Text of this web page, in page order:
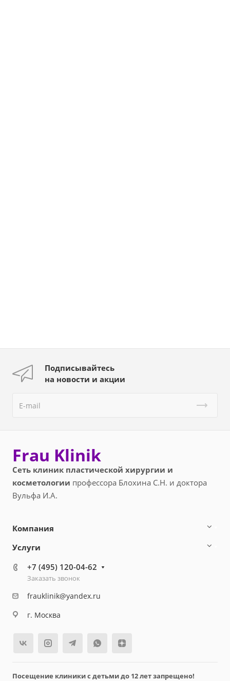
Подписывайтесь
на новости и акции
Frau Klinik
Сеть клиник пластической хирургии и
косметологии профессора Блохина С.Н. и доктора
Вульфа И.А.
Компания
Услуги
+7 (495) 120-04-62
Заказать звонок
frauklinik@yandex.ru
г. Москва
Посещение клиники с детьми до 12 лет запрещено!